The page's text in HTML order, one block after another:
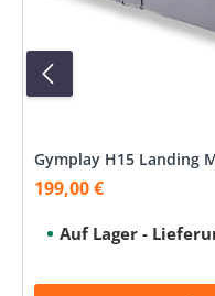
Gymplay H15 Landing
Verkaufspreis:
199,00 €
Auf Lager -